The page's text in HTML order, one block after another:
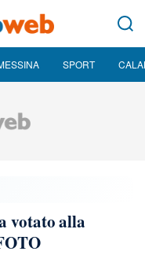
SPORT
votato alla